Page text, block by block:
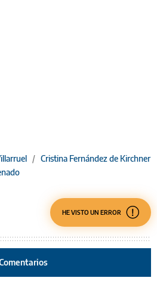
/ Cristina Fernández de Kirchner
HE VISTO UN ERROR